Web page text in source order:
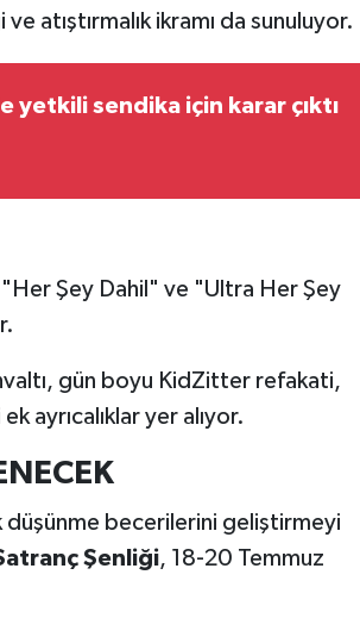
atıştırmalık ikramı da sunuluyor.
yetkili sendika için karar çıktı
"Her Şey Dahil" ve "Ultra Her Şey
gün boyu KidZitter refakati,
ayrıcalıklar yer alıyor.
düşünme becerilerini geliştirmeyi
Şenliği, 18-20 Temmuz